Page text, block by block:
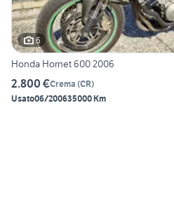
6
Honda Hornet 600 2006
2.800 €Crema (CR)
Usato06/200635000 Km